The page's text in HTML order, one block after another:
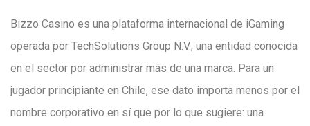
Bizzo Casino es una plataforma internacional de iGaming
operada por TechSolutions Group N.V., una entidad conocida
en el sector por administrar más de una marca. Para un
jugador principiante en Chile, ese dato importa menos por el
nombre corporativo en sí que por lo que sugiere: una